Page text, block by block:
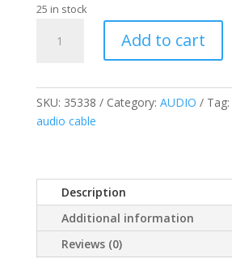
25 in stock
AUDIO
CROMO,
0.5M
Add to cart
SKU: 35338 Category: AUDIO Tag:
audio cable
Description
Additional information
Reviews (0)